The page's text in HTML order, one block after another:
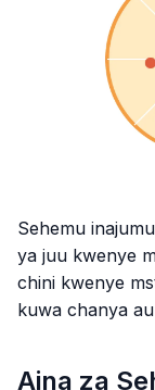
Sehemu
ya juu kwenye
chini kwenye
kuwa chanya
Aina za